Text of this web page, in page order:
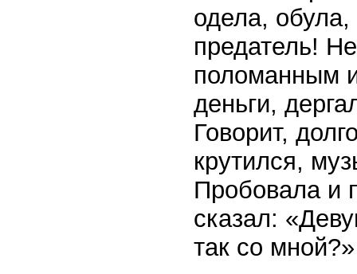
одела,
предатель!
поломанным
деньги,
Говорит,
крутился,
Пробовала и
сказал:
так со мной?»